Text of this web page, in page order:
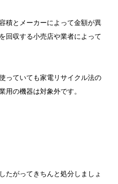
積とメーカーによって金額が異
回収する小売店や業者によって
っていても家電リサイクル法の
用の機器は対象外です。
たがってきちんと処分しましょ